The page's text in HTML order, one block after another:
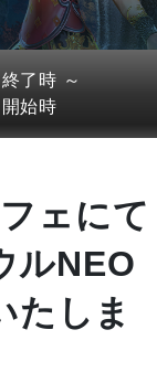
了時 ～
始時
ェにて
ルNEO
たしま